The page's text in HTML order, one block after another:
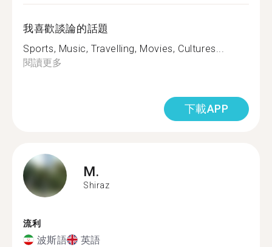
我喜歡談論的話題
Sports, Music, Travelling, Movies, Cultures...
閱讀更多
下載APP
M.
Shiraz
流利
波斯語 英語